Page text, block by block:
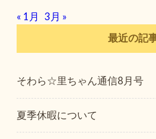
« 1月 3月 »
最近の記
そわら☆里ちゃん通信8月号
夏季休暇について